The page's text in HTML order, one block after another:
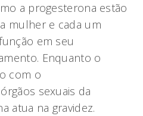
a progesterona estão
mulher e cada um
em seu
Enquanto o
com o
sexuais da
atua na gravidez.